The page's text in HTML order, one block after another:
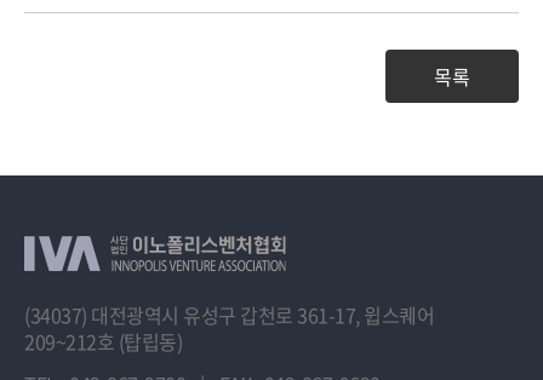
목록
(34037) 대전광역시 유성구 갑천로 361-17, 윕스퀘어
209~212호 (탑립동)